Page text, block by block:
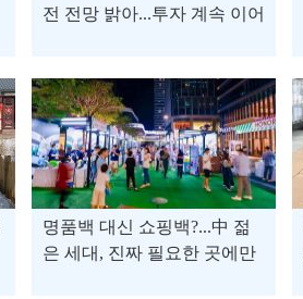
전 전망 밝아...투자 계속 이어
명품백 대신 쇼핑백?...中 젊
은 세대, 진짜 필요한 곳에만